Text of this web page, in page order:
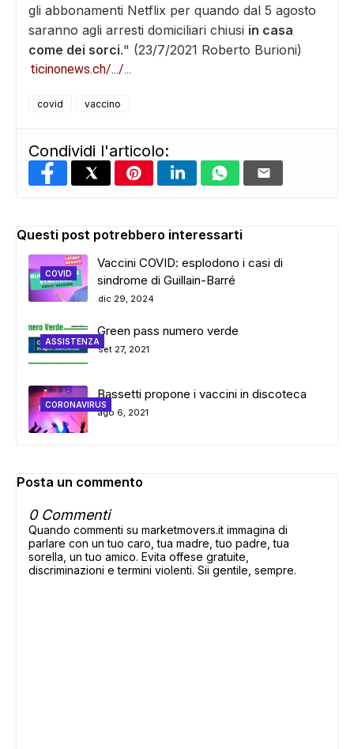
gli abbonamenti Netflix per quando dal 5 agosto
saranno agli arresti domiciliari chiusi in casa
come dei sorci." (23/7/2021 Roberto Burioni)
ticinonews.ch/.../...
covid vaccino
Condividi l'articolo:
Questi post potrebbero interessarti
COVID
Vaccini COVID: esplodono i casi di
sindrome di Guillain-Barré
dic 29, 2024
ASSISTENZA
Green pass numero verde
set 27, 2021
CORONAVIRUS
Bassetti propone i vaccini in discoteca
ago 6, 2021
Posta un commento
0 Commenti
Quando commenti su marketmovers.it immagina di
parlare con un tuo caro, tua madre, tuo padre, tua
sorella, un tuo amico. Evita offese gratuite,
discriminazioni e termini violenti. Sii gentile, sempre.